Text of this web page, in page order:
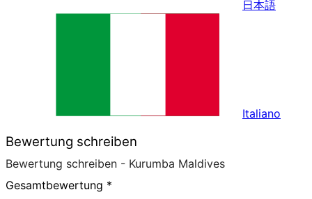
日本語
Italiano
Bewertung schreiben
Bewertung schreiben - Kurumba Maldives
Gesamtbewertung *